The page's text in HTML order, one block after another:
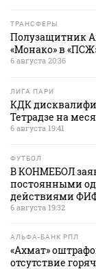
ТРАНСФЕРЫ
Полузащитник
«Монако» в
6 августа 20:36
ЛИГА ПАРИ
КДК
Тетрадзе на
6 августа 19:41
ФУТБОЛ
В КОНМЕБОЛ
постоянными
действиями
6 августа 19:32
АЛЬФА-БАНК РПЛ
«Ахмат»
отсутствие